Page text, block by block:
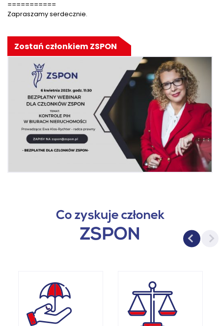
===========
Zapraszamy serdecznie.
Zostań członkiem ZSPON
Co zyskuje członek
ZSPON